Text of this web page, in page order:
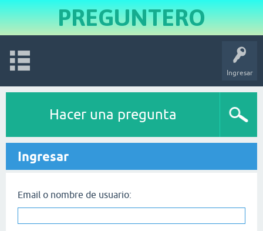
PREGUNTERO
Ingresar
Hacer una pregunta
Ingresar
Email o nombre de usuario: